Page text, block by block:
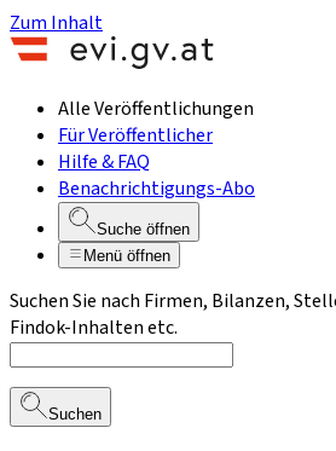
Zum Inhalt
Alle Veröffentlichungen
Für Veröffentlicher
Hilfe & FAQ
Benachrichtigungs-Abo
Suche öffnen
Menü öffnen
Suchen Sie nach Firmen, Bilanzen,
Findok-Inhalten etc.
Suchen